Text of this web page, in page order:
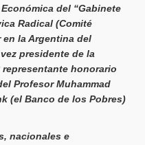
del “Gabinete
Radical (Comité
la Argentina del
presidente de la
honorario
Profesor Muhammad
(el Banco de los Pobres)
nacionales e